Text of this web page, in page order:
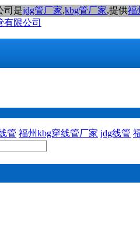
司是jdg管厂家,kbg管厂家,提供福
管 福州kbg穿线管厂家 jdg线管